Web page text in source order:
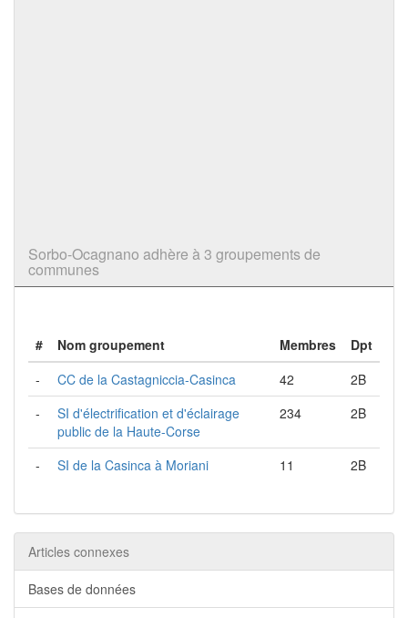
Sorbo-Ocagnano adhère à 3 groupements de
communes
# Nom groupement Membres
Dpt
-
CC de la Castagniccia-Casinca 42
2B
-
SI d'électrification et d'éclairage
public de la Haute-Corse
234 2B
- SI de la Casinca à Moriani 11 2B
Articles connexes
Bases de données